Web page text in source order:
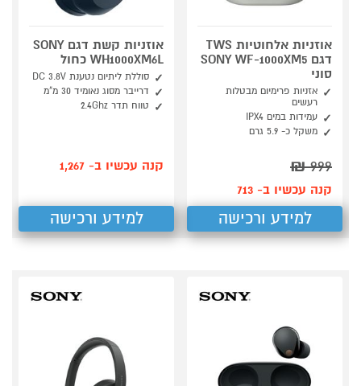
אוזניות אלחוטיות TWS
דגם SONY WF-1000XM5
סוני
אזניות פרימיום מבטלות
רעשים
עמידות במים IPX4
משקל כ- 5.9 גרם
999
₪
קנה עכשיו ב- 713
למידע ורכישה
אוזניות קשת דגם SONY
WH1000XM6L כחול
סוללת ליתיום נטענת DC 3.8V
דרייבר מסוג נאומיד 30 מ"מ
טווח תדר 2.4Ghz
קנה עכשיו ב- 1,267
למידע ורכישה